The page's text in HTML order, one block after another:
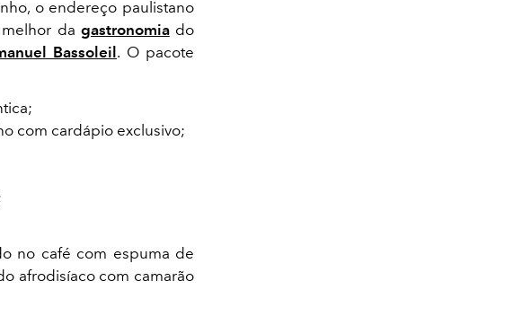
o endereço paulistano
da gastronomiado
Bassoleil. O pacote
com cardápio exclusivo;
no café com espuma de
afrodisíaco com camarão